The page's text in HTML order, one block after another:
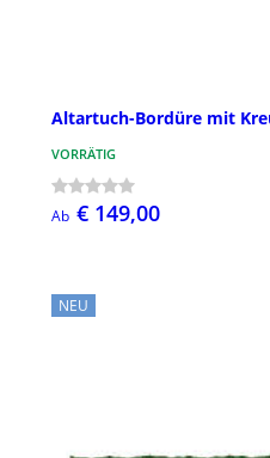
Altartuch-Bordüre mit
VORRÄTIG
Ab € 149,00
NEU